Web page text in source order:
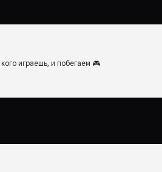
играешь, и побегаем 🎮